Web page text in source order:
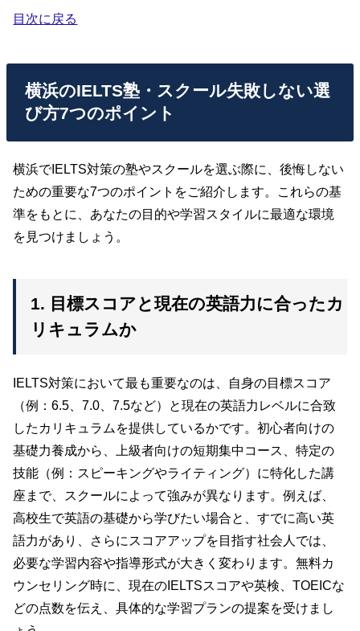
目次に戻る
横浜のIELTS塾・スクール失敗しない選
び方7つのポイント
横浜でIELTS対策の塾やスクールを選ぶ際に、後悔しない
ための重要な7つのポイントをご紹介します。これらの基
準をもとに、あなたの目的や学習スタイルに最適な環境
を見つけましょう。
1. 目標スコアと現在の英語力に合ったカ
リキュラムか
IELTS対策において最も重要なのは、自身の目標スコア
（例：6.5、7.0、7.5など）と現在の英語力レベルに合致
したカリキュラムを提供しているかです。初心者向けの
基礎力養成から、上級者向けの短期集中コース、特定の
技能（例：スピーキングやライティング）に特化した講
座まで、スクールによって強みが異なります。例えば、
高校生で英語の基礎から学びたい場合と、すでに高い英
語力があり、さらにスコアアップを目指す社会人では、
必要な学習内容や指導形式が大きく変わります。無料カ
ウンセリング時に、現在のIELTSスコアや英検、TOEICな
どの点数を伝え、具体的な学習プランの提案を受けまし